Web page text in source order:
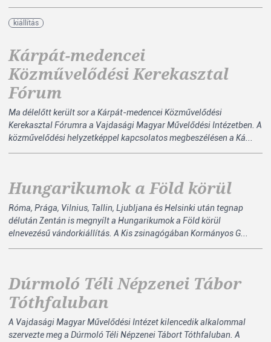
kiállítás
Kárpát-medencei
Közművelődési Kerekasztal
Fórum
Ma délelőtt került sor a Kárpát-medencei Közművelődési
Kerekasztal Fórumra a Vajdasági Magyar Művelődési Intézetben. A
közművelődési helyzetképpel kapcsolatos megbeszélésen a Ká...
Hungarikumok a Föld körül
Róma, Prága, Vilnius, Tallin, Ljubljana és Helsinki után tegnap
délután Zentán is megnyílt a Hungarikumok a Föld körül
elnevezésű vándorkiállítás. A Kis zsinagógában Kormányos G...
Dúrmoló Téli Népzenei Tábor
Tóthfaluban
A Vajdasági Magyar Művelődési Intézet kilencedik alkalommal
szervezte meg a Dúrmoló Téli Népzenei Tábort Tóthfaluban. A